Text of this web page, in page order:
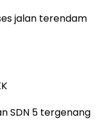
jalan terendam
SDN 5 tergenang